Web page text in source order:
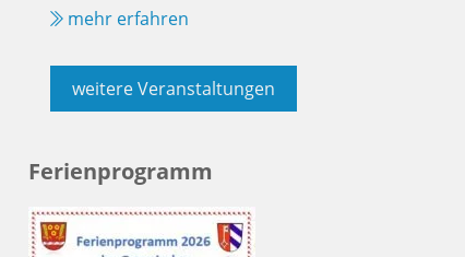
mehr erfahren
weitere Veranstaltungen
Ferienprogramm